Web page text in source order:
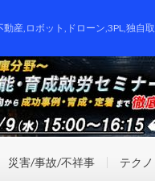
動産,ロボット,ドローン,3PL,独自
災害/事故/不祥事 テク